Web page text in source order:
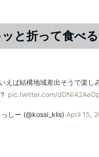
と折って食べ
えば結構地域差出そうで楽し
pic.twitter.com/
しー (@kossi_klis) April 15,